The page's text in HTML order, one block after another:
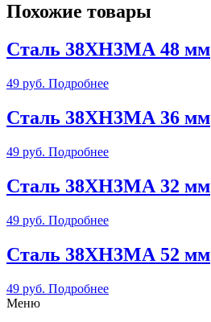
Похожие товары
Сталь 38ХН3МА 48 мм
49 руб. Подробнее
Сталь 38ХН3МА 36 мм
49 руб. Подробнее
Сталь 38ХН3МА 32 мм
49 руб. Подробнее
Сталь 38ХН3МА 52 мм
49 руб. Подробнее
Меню